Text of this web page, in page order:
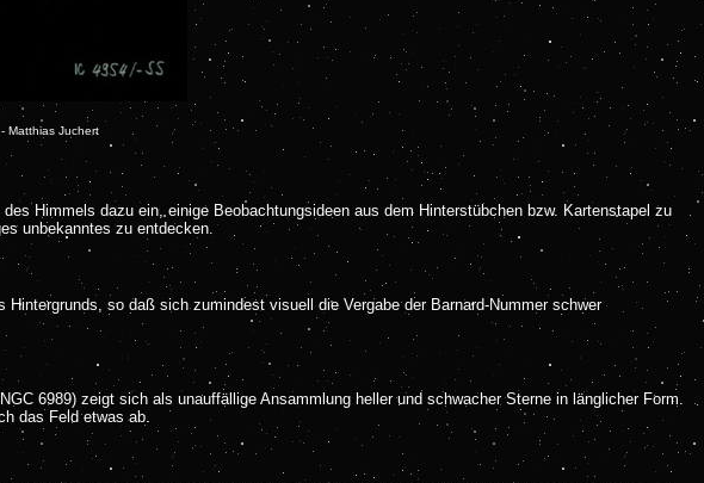
Matthias Juchert
Himmels dazu ein, einige Beobachtungsideen aus dem Hinterstübchen bzw. Kartenstapel zu
unbekanntes zu entdecken.
so daß sich zumindest visuell die Vergabe der Barnard-Nummer schwer
6989) zeigt sich als unauffällige Ansammlung heller und schwacher Sterne in länglicher Form.
das Feld etwas ab.